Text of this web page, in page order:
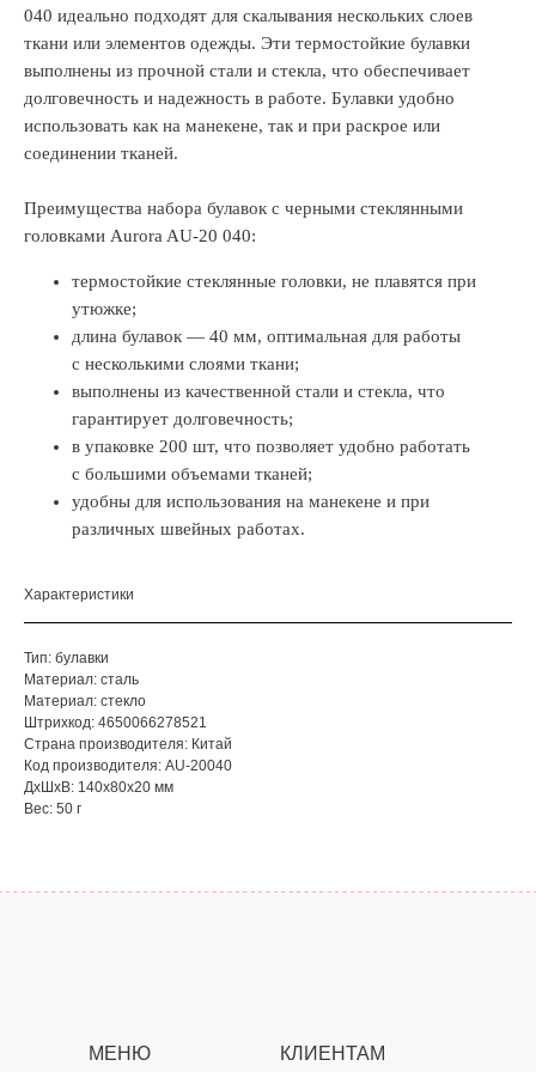
040 идеально подходят для скалывания нескольких слоев
ткани или элементов одежды. Эти термостойкие булавки
выполнены из прочной стали и стекла, что обеспечивает
долговечность и надежность в работе. Булавки удобно
использовать как на манекене, так и при раскрое или
соединении тканей.
Преимущества набора булавок с черными стеклянными
головками Aurora AU-20 040:
термостойкие стеклянные головки, не плавятся при
утюжке;
длина булавок — 40 мм, оптимальная для работы
с несколькими слоями ткани;
выполнены из качественной стали и стекла, что
гарантирует долговечность;
в упаковке 200 шт, что позволяет удобно работать
с большими объемами тканей;
удобны для использования на манекене и при
различных швейных работах.
Характеристики
Тип: булавки
Материал: сталь
Материал: стекло
Штрихкод: 4650066278521
Страна производителя: Китай
Код производителя: AU-20040
ДxШxВ: 140x80x20 мм
Вес: 50 г
МЕНЮ КЛИЕНТАМ